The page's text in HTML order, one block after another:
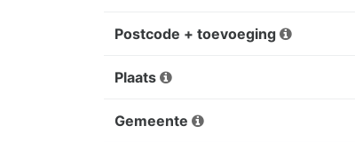
Postcode + toevoeging
Plaats
Gemeente